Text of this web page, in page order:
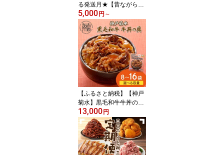
る発送月★【昔ながらの
お肉屋さん】ヒライの手
造りコロッケ ミンチカツ
セット《 惣菜 コロッケ
メンチカツ ミンチカツ
セット 詰め合わせ 手造
り 送料無料 プチギフト
ヒライ お弁当 冷凍食品
選べる発送月》
5,000円 ～
【ふるさと納税】【神戸
菊水】黒毛和牛牛丼の具
(100g×8袋〜16袋)《 黒
毛和牛 和牛 牛肉 国産 牛
丼の具 時短 レンチン 単
身赴任 牛丼 牛めし 冷凍
食品 冷凍 おかず セット
13,000円